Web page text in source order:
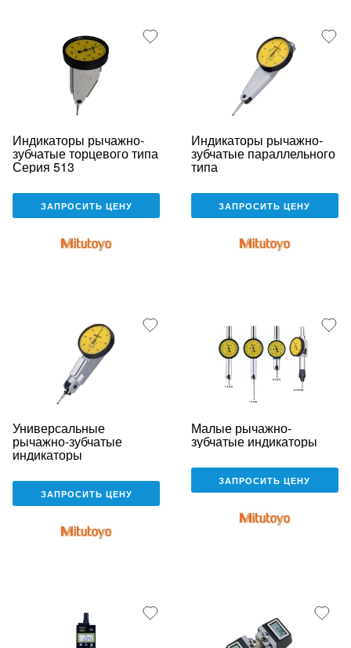
Индикаторы рычажно-
зубчатые торцевого типа
Серия 513
ЗАПРОСИТЬ ЦЕНУ
Индикаторы рычажно-
зубчатые параллельного
типа
ЗАПРОСИТЬ ЦЕНУ
Универсальные
рычажно-зубчатые
индикаторы
ЗАПРОСИТЬ ЦЕНУ
Малые рычажно-
зубчатые индикаторы
ЗАПРОСИТЬ ЦЕНУ